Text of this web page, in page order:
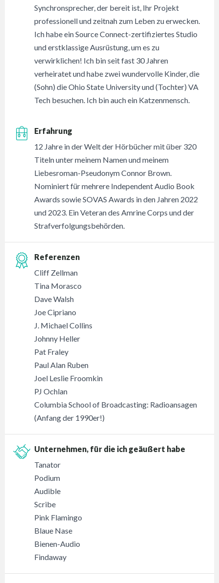
Synchronsprecher, der bereit ist, Ihr Projekt
professionell und zeitnah zum Leben zu erwecken.
Ich habe ein Source Connect-zertifiziertes Studio
und erstklassige Ausrüstung, um es zu
verwirklichen! Ich bin seit fast 30 Jahren
verheiratet und habe zwei wundervolle Kinder, die
(Sohn) die Ohio State University und (Tochter) VA
Tech besuchen. Ich bin auch ein Katzenmensch.
Erfahrung
12 Jahre in der Welt der Hörbücher mit über 320
Titeln unter meinem Namen und meinem
Liebesroman-Pseudonym Connor Brown.
Nominiert für mehrere Independent Audio Book
Awards sowie SOVAS Awards in den Jahren 2022
und 2023. Ein Veteran des Amrine Corps und der
Strafverfolgungsbehörden.
Referenzen
Cliff Zellman
Tina Morasco
Dave Walsh
Joe Cipriano
J. Michael Collins
Johnny Heller
Pat Fraley
Paul Alan Ruben
Joel Leslie Froomkin
PJ Ochlan
Columbia School of Broadcasting: Radioansagen
(Anfang der 1990er!)
Unternehmen, für die ich geäußert habe
Tanator
Podium
Audible
Scribe
Pink Flamingo
Blaue Nase
Bienen-Audio
Findaway